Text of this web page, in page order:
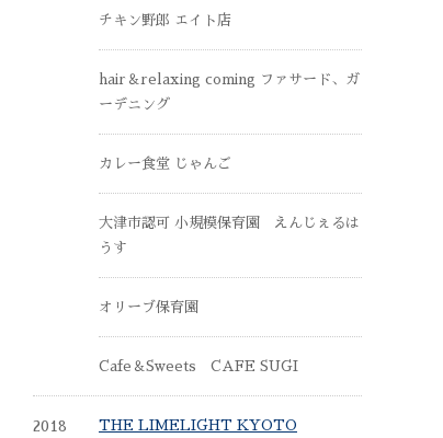
チキン野郎 エイト店
hair＆relaxing coming ファサード、ガ
ーデニング
カレー食堂 じゃんご
大津市認可 小規模保育園 えんじぇるは
うす
オリーブ保育園
Cafe＆Sweets CAFE SUGI
2018 THE LIMELIGHT KYOTO